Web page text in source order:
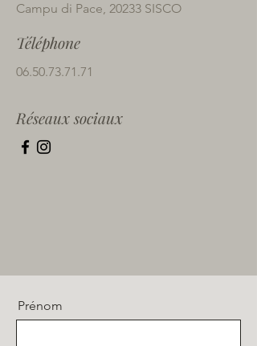
Campu di Pace, 20233 SISCO
Téléphone
06.50.73.71.71
Réseaux sociaux
Prénom